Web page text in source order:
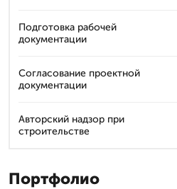
Подготовка рабочей
документации
Согласование проектной
документации
Авторский надзор при
строительстве
Портфолио